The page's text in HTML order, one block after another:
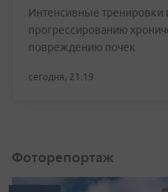
Интенсивные тренировки
прогрессированию
повреждению почек
сегодня, 21:19
Фоторепортаж